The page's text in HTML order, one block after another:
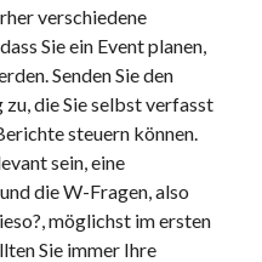
verschiedene
Sie ein Event planen,
Senden Sie den
die Sie selbst verfasst
steuern können.
sein, eine
die W-Fragen, also
möglichst im ersten
Sie immer Ihre